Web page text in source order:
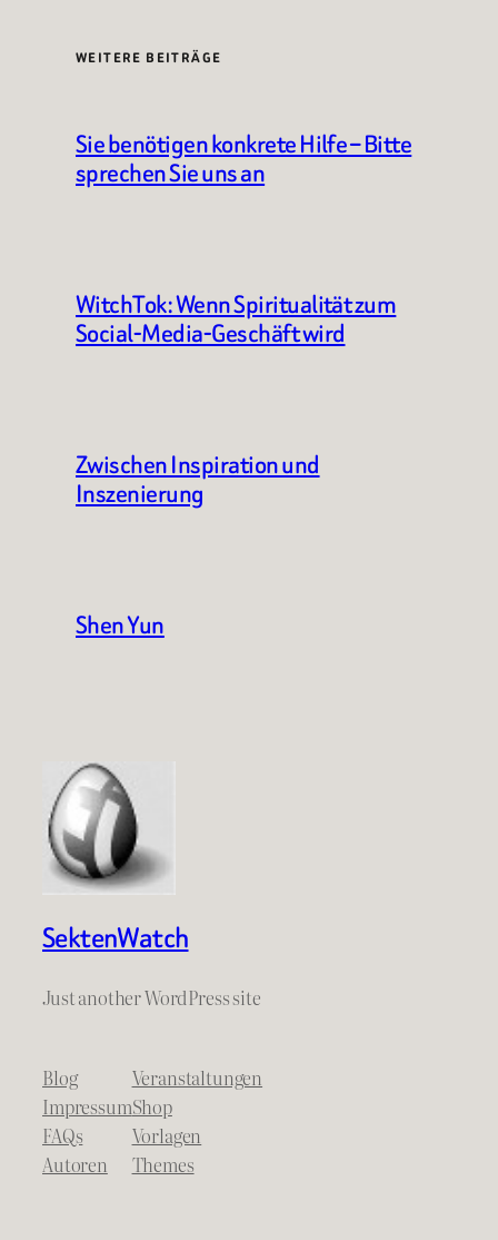
WEITERE BEITRÄGE
Sie benötigen konkrete Hilfe – Bitte
sprechen Sie uns an
WitchTok: Wenn Spiritualität zum
Social-Media-Geschäft wird
Zwischen Inspiration und
Inszenierung
Shen Yun
SektenWatch
Just another WordPress site
Blog
Impressum
FAQs
Autoren
Veranstaltungen
Shop
Vorlagen
Themes